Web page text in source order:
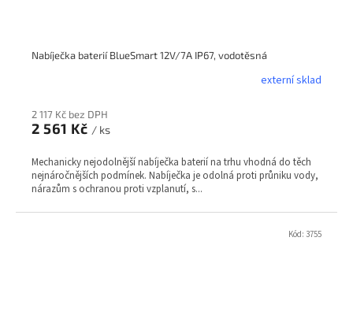
Nabíječka baterií BlueSmart 12V/7A IP67, vodotěsná
externí sklad
2 117 Kč bez DPH
2 561 Kč / ks
Mechanicky nejodolnější nabíječka baterií na trhu vhodná do těch
nejnáročnějších podmínek. Nabíječka je odolná proti průniku vody,
nárazům s ochranou proti vzplanutí, s...
Kód: 3755